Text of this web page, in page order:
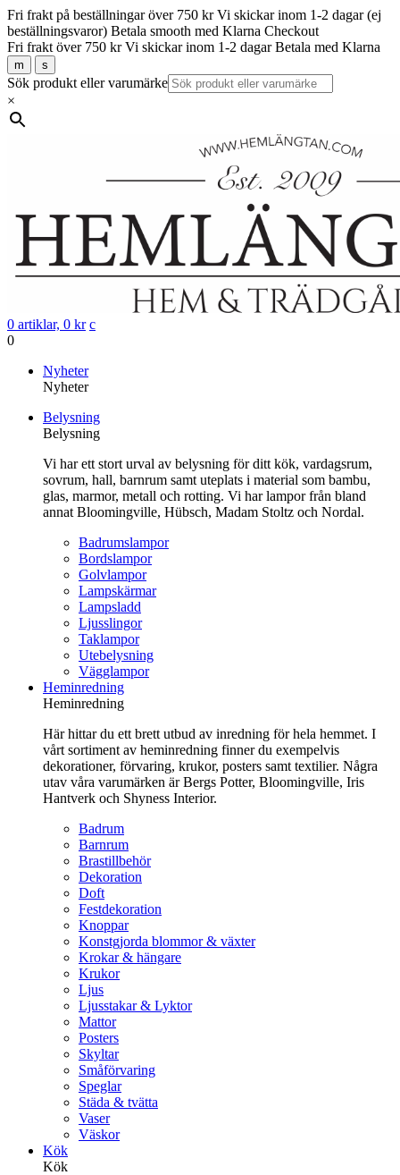
Fri frakt på beställningar över 750 kr Vi skickar inom 1-2 dagar (ej
beställningsvaror) Betala smooth med Klarna Checkout
Fri frakt över 750 kr Vi skickar inom 1-2 dagar Betala med Klarna
m s
Sök produkt eller varumärke
×
0 artiklar, 0 kr c
0
innehåll
Nyheter
Nyheter
Belysning
Belysning
Vi har ett stort urval av belysning för ditt kök, vardagsrum,
sovrum, hall, barnrum samt uteplats i material som bambu,
glas, marmor, metall och rotting. Vi har lampor från bland
annat Bloomingville, Hübsch, Madam Stoltz och Nordal.
Badrumslampor
Bordslampor
Golvlampor
Lampskärmar
Lampsladd
Ljusslingor
Taklampor
Utebelysning
Vägglampor
Heminredning
Heminredning
Här hittar du ett brett utbud av inredning för hela hemmet. I
vårt sortiment av heminredning finner du exempelvis
dekorationer, förvaring, krukor, posters samt textilier. Några
utav våra varumärken är Bergs Potter, Bloomingville, Iris
Hantverk och Shyness Interior.
Badrum
Barnrum
Brastillbehör
Dekoration
Doft
Festdekoration
Knoppar
Konstgjorda blommor & växter
Krokar & hängare
Krukor
Ljus
Ljusstakar & Lyktor
Mattor
Posters
Skyltar
Småförvaring
Speglar
Städa & tvätta
Vaser
Väskor
Kök
Kök